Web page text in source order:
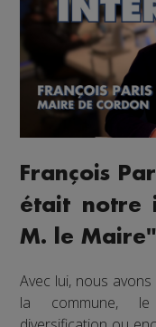
François
était notre
M. le
Avec lui, nous
la commune, le